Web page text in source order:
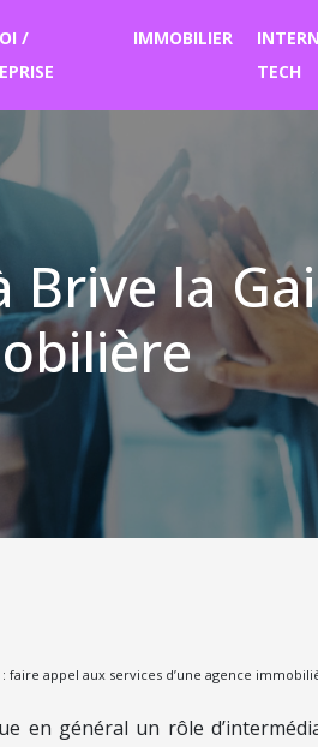
/
IMMOBILIER
TECH
la
appel aux services d’une agence
en général un rôle